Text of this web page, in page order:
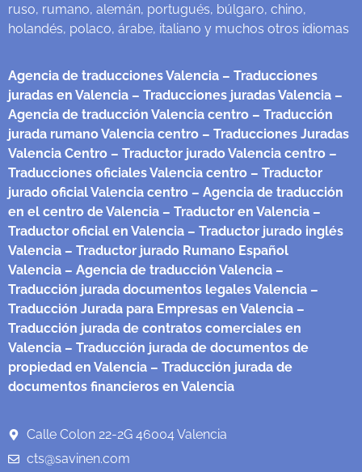
ruso, rumano, alemán, portugués, búlgaro, chino,
holandés, polaco, árabe, italiano y muchos otros idiomas
Agencia de traducciones Valencia – Traducciones
juradas en Valencia – Traducciones juradas Valencia –
Agencia de traducción Valencia centro – Traducción
jurada rumano Valencia centro – Traducciones Juradas
Valencia Centro – Traductor jurado Valencia centro –
Traducciones oficiales Valencia centro – Traductor
jurado oficial Valencia centro – Agencia de traducción
en el centro de Valencia – Traductor en Valencia –
Traductor oficial en Valencia – Traductor jurado inglés
Valencia – Traductor jurado Rumano Español
Valencia – Agencia de traducción Valencia –
Traducción jurada documentos legales Valencia –
Traducción Jurada para Empresas en Valencia –
Traducción jurada de contratos comerciales en
Valencia – Traducción jurada de documentos de
propiedad en Valencia – Traducción jurada de
documentos financieros en Valencia
Calle Colon 22-2G 46004 Valencia
cts@savinen.com